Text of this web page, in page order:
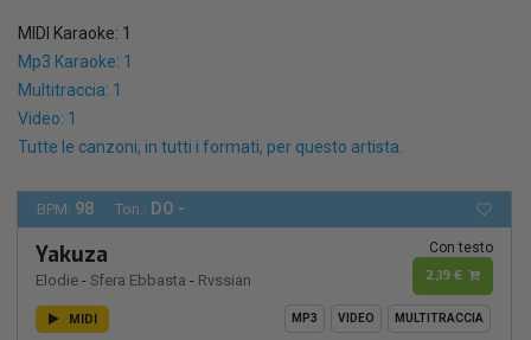
MIDI Karaoke: 1
Mp3 Karaoke: 1
Multitraccia: 1
Video: 1
Tutte le canzoni, in tutti i formati, per questo artista.
BPM: 98 Ton.: DO -
Yakuza
Elodie - Sfera Ebbasta - Rvssian
Con testo
2,19 €
MIDI MP3 VIDEO MULTITRACCIA